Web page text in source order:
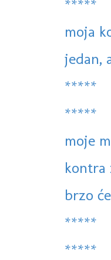
*****
moja
jedan,
*****
*****
moje
kontra
brzo
*****
*****